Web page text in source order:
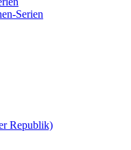
Serien
Republik)